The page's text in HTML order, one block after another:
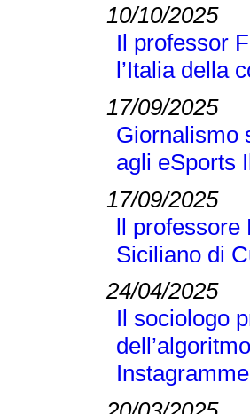
10/10/2025
Il professor
l’Italia della
17/09/2025
Giornalismo
agli eSports
17/09/2025
ll professore
Siciliano di
24/04/2025
Il sociologo